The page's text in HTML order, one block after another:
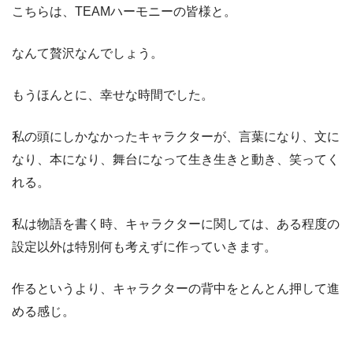
こちらは、TEAMハーモニーの皆様と。
なんて贅沢なんでしょう。
もうほんとに、幸せな時間でした。
私の頭にしかなかったキャラクターが、言葉になり、文に
なり、本になり、舞台になって生き生きと動き、笑ってく
れる。
私は物語を書く時、キャラクターに関しては、ある程度の
設定以外は特別何も考えずに作っていきます。
作るというより、キャラクターの背中をとんとん押して進
める感じ。